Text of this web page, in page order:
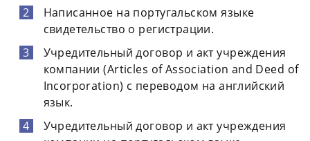
Написанное на португальском языке
свидетельство о регистрации.
Учредительный договор и акт учреждения
компании (Articles of Association and Deed of
Incorporation) с переводом на английский
язык.
Учредительный договор и акт учреждения